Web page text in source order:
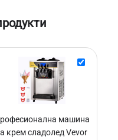
Vevor
машина
крем сладолед Vevor